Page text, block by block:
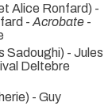
Alice Ronfard) -
- Acrobate -
Sadoughi) - Jules
Deltebre
- Guy